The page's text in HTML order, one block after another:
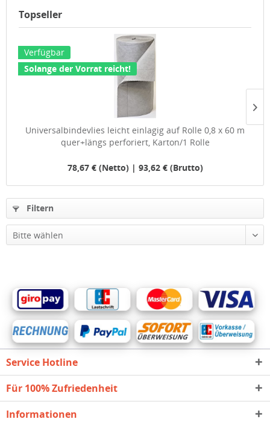
Topseller
Verfügbar
Solange der Vorrat reicht!
Universalbindevlies leicht einlagig auf Rolle 0,8 x 60 m
quer+längs perforiert, Karton/1 Rolle
78,67 € (Netto) | 93,62 € (Brutto)
Filtern
Service Hotline
Für 100% Zufriedenheit
Informationen